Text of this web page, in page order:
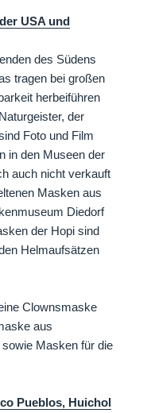
USA und
des Südens
tragen bei großen
herbeiführen
der
Foto und Film
in den Museen der
auch nicht verkauft
Masken aus
Diedorf
der Hopi sind
Helmaufsätzen
Clownsmaske
aus
Masken für die
Pueblos, Huichol